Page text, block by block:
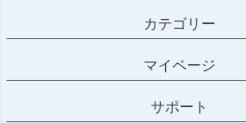
カテゴリー
マイページ
サポート